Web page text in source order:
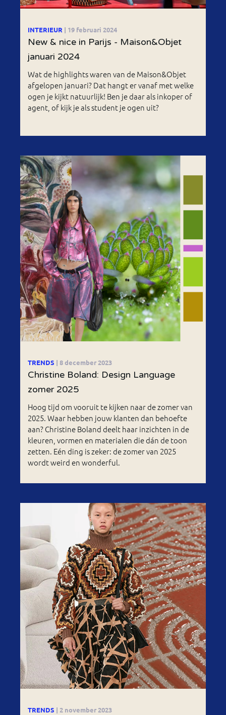
INTERIEUR | 19 februari 2024
New & nice in Parijs - Maison&Objet
januari 2024
Wat de highlights waren van de Maison&Objet
afgelopen januari? Dat hangt er vanaf met welke
ogen je kijkt natuurlijk! Ben je daar als inkoper of
agent, of kijk je als student je ogen uit?
TRENDS | 8 december 2023
Christine Boland: Design Language
zomer 2025
Hoog tijd om vooruit te kijken naar de zomer van
2025. Waar hebben jouw klanten dan behoefte
aan? Christine Boland deelt haar inzichten in de
kleuren, vormen en materialen die dán de toon
zetten. Eén ding is zeker: de zomer van 2025
wordt weird en wonderful.
TRENDS | 2 november 2023